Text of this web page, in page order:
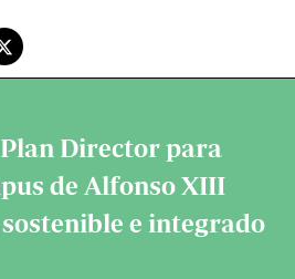
Director para
de Alfonso XIII
e integrado